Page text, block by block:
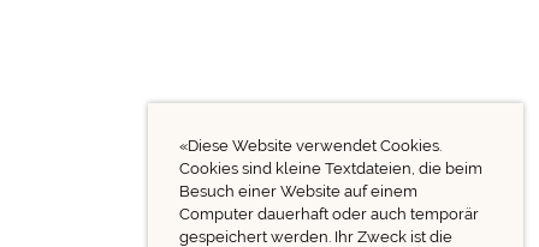
«Diese Website verwendet Cookies.
Cookies sind kleine Textdateien, die beim
Besuch einer Website auf einem
Computer dauerhaft oder auch temporär
gespeichert werden. Ihr Zweck ist die